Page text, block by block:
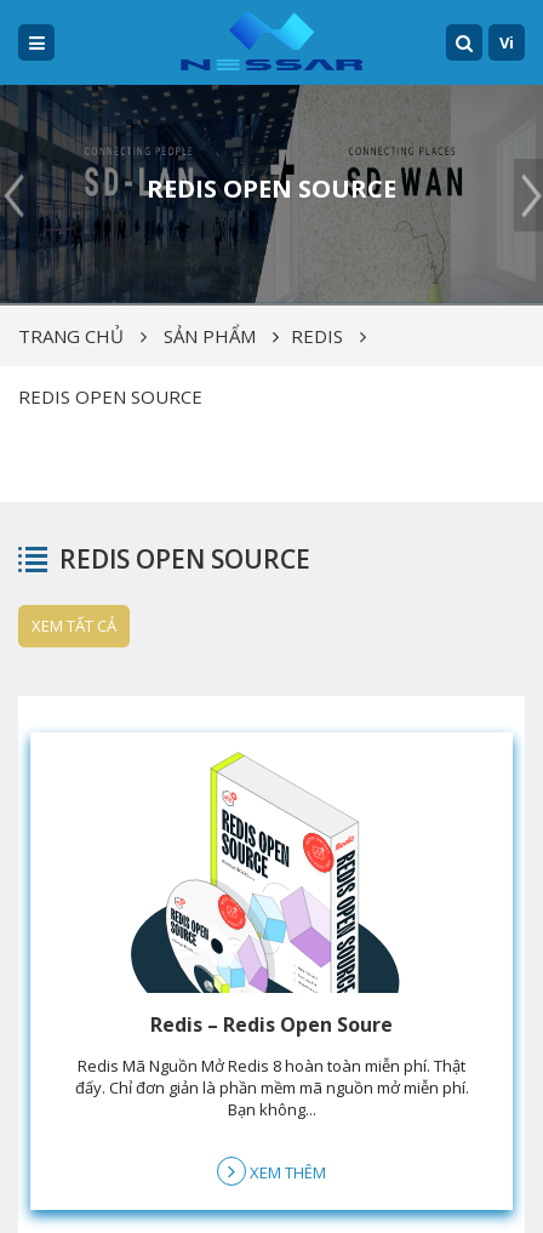
Vi
REDIS OPEN SOURCE
TRANG CHỦ SẢN PHẨM REDIS
REDIS OPEN SOURCE
REDIS OPEN SOURCE
XEM TẤT CẢ
Redis – Redis Open Soure
Redis Mã Nguồn Mở Redis 8 hoàn toàn miễn phí. Thật
đấy. Chỉ đơn giản là phần mềm mã nguồn mở miễn phí.
Bạn không...
XEM THÊM